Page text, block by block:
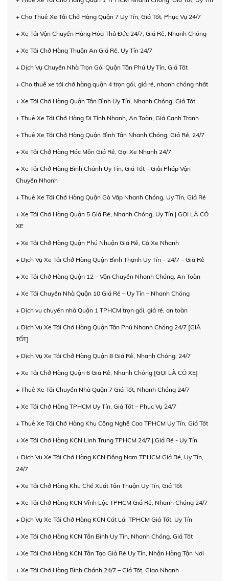
+ Cho Thuê Xe Tải Chở Hàng Quận 7 Uy Tín, Giá Tốt, Phục Vụ 24/7
+ Xe Tải Vận Chuyển Hàng Hóa Thủ Đức 24/7, Giá Rẻ, Nhanh Chóng
+ Xe Tải Chở Hàng Thuận An Giá Rẻ, Uy Tín 24/7
+ Dịch Vụ Chuyển Nhà Trọn Gói Quận Tân Phú Uy Tín, Giá Tốt
+ Cho thuê xe tải chở hàng quận 4 trọn gói, giá rẻ, nhanh chóng nhất
+ Xe Tải Chở Hàng Quận Tân Bình Uy Tín, Nhanh Chóng, Giá Tốt
+ Thuê Xe Tải Chở Hàng Đi Tỉnh Nhanh, An Toàn, Giá Cạnh Tranh
+ Thuê Xe Tải Chở Hàng Quận Bình Tân Nhanh Chóng, Giá Rẻ, 24/7
+ Xe Tải Chở Hàng Hóc Môn Giá Rẻ, Gọi Xe Nhanh 24/7
+ Xe Tải Chở Hàng Bình Chánh Uy Tín, Giá Tốt – Giải Pháp Vận
Chuyển Nhanh
+ Thuê Xe Tải Chở Hàng Quận Gò Vấp Nhanh Chóng, Uy Tín, Giá Rẻ
+ Xe Tải Chở Hàng Quận 5 Giá Rẻ, Nhanh Chóng, Uy Tín | GỌI LÀ CÓ
XE
+ Xe Tải Chở Hàng Quận Phú Nhuận Giá Rẻ, Có Xe Nhanh
+ Dịch Vụ Xe Tải Chở Hàng Quận Bình Thạnh Uy Tín – 24/7 – Giá Rẻ
+ Xe Tải Chở Hàng Quận 12 – Vận Chuyển Nhanh Chóng, An Toàn
+ Xe Tải Chuyển Nhà Quận 10 Giá Rẻ – Uy Tín – Nhanh Chóng
+ Dịch vụ chuyển nhà Quận 1 TPHCM trọn gói, giá rẻ, an toàn
+ Dịch Vụ Xe Tải Chở Hàng Quận Tân Phú Nhanh Chóng 24/7 [GIÁ
TỐT]
+ Dịch Vụ Xe Tải Chở Hàng Quận 8 Giá Rẻ, Nhanh Chóng, 24/7
+ Xe Tải Chở Hàng Quận 6 Giá Rẻ, Nhanh Chóng [GỌI LÀ CÓ XE]
+ Thuê Xe Tải Chuyển Nhà Quận 7 Giá Tốt, Nhanh Chóng 24/7
+ Xe Tải Chở Hàng TPHCM Uy Tín, Giá Tốt – Phục Vụ 24/7
+ Thuê Xe Tải Chở Hàng Khu Công Nghệ Cao TPHCM Uy Tín, Giá Tốt
+ Xe Tải Chở Hàng KCN Linh Trung TPHCM 24/7 | Giá Rẻ - Uy Tín
+ Dịch Vụ Xe Tải Chở Hàng KCN Đông Nam TPHCM Giá Rẻ, Uy Tín,
24/7
+ Xe Tải Chở Hàng Khu Chế Xuất Tân Thuận Uy Tín, Giá Tốt
+ Xe Tải Chở Hàng KCN Vĩnh Lộc TPHCM Giá Rẻ, Nhanh Chóng 24/7
+ Dịch Vụ Xe Tải Chở Hàng KCN Cát Lái TPHCM Giá Tốt, Uy Tín
+ Xe Tải Chở Hàng KCN Tân Bình Uy Tín, Nhanh Chóng, Giá Tốt
+ Xe Tải Chở Hàng KCN Tân Tạo Giá Rẻ Uy Tín, Nhận Hàng Tận Nơi
+ Xe Tải Chở Hàng Bình Chánh 24/7 – Giá Tốt, Giao Nhanh